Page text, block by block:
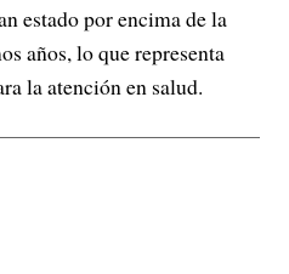
estado por encima de la
años, lo que representa
la atención en salud.